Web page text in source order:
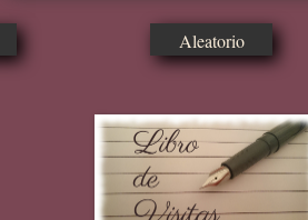
Aleatorio